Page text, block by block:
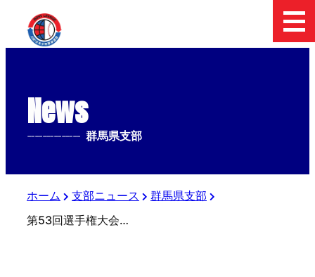
News
-------------- 群馬県支部
ホーム 支部ニュース
群馬県支部
第53回選手権大会 群馬県支部予選